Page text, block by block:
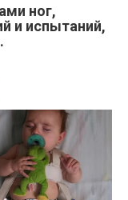
ног,
и испытаний,